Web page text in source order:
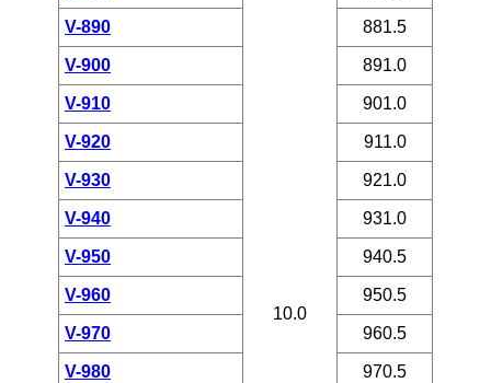
10.0
V-890 881.5
V-900 891.0
V-910 901.0
V-920 911.0
V-930 921.0
V-940 931.0
V-950 940.5
V-960 950.5
V-970 960.5
V-980 970.5